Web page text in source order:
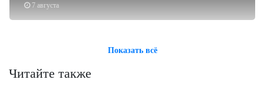
7 августа
Показать всё
Читайте также